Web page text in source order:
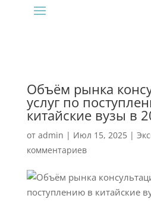
Объём рынка
услуг по
китайские вузы в
от admin | Июл 15, 2025|
комментариев